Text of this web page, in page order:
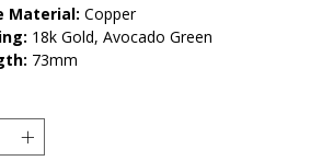
Material: Copper
18k Gold, Avocado Green
73mm
💦